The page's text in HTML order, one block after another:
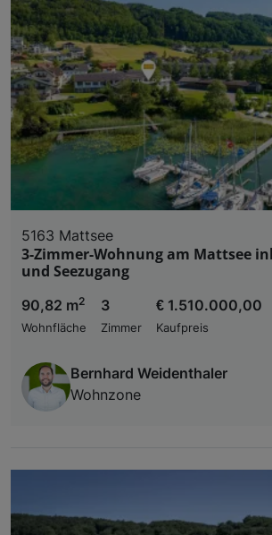
5163 Mattsee
3-Zimmer-Wohnung am Mattsee
und Seezugang
90,82 m2
Wohnfläche
3
Zimmer
€ 1.510.000,00
Kaufpreis
Bernhard Weidenthaler
Wohnzone